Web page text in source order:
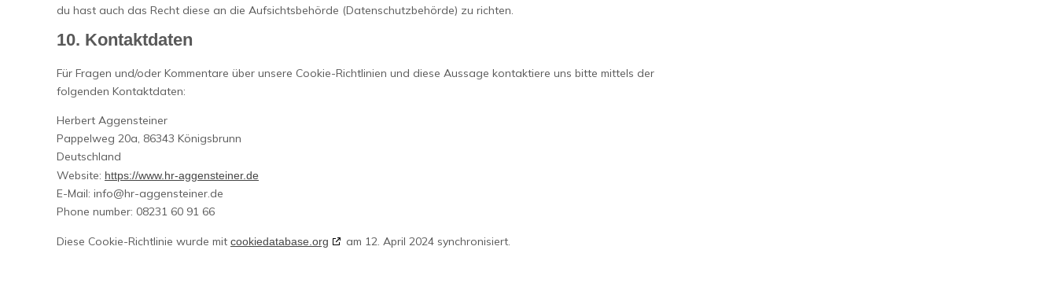
du hast auch das Recht diese an die Aufsichtsbehörde (Datenschutzbehörde) zu richten.
10. Kontaktdaten
Für Fragen und/oder Kommentare über unsere Cookie-Richtlinien und diese Aussage kontaktiere uns bitte mittels der
folgenden Kontaktdaten:
Herbert Aggensteiner
Pappelweg 20a, 86343 Königsbrunn
Deutschland
Website: https://www.hr-aggensteiner.de
E-Mail: info@hr-aggensteiner.de
Phone number: 08231 60 91 66
Diese Cookie-Richtlinie wurde mit cookiedatabase.org am 12. April 2024 synchronisiert.